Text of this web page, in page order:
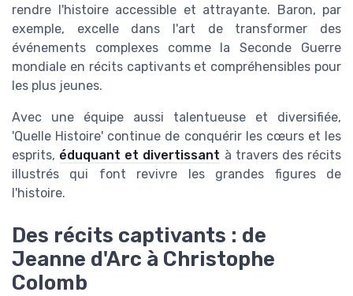
rendre l'histoire accessible et attrayante. Baron, par
exemple, excelle dans l'art de transformer des
événements complexes comme la Seconde Guerre
mondiale en récits captivants et compréhensibles pour
les plus jeunes.
Avec une équipe aussi talentueuse et diversifiée,
'Quelle Histoire' continue de conquérir les cœurs et les
esprits, éduquant et divertissant à travers des récits
illustrés qui font revivre les grandes figures de
l'histoire.
Des récits captivants : de
Jeanne d'Arc à Christophe
Colomb